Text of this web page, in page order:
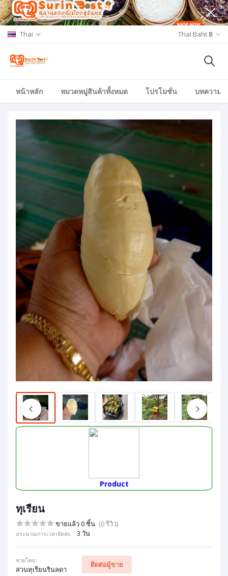
Thai Thai Baht ฿
หน้าหลัก หมวดหมู่สินค้าทั้งหมด โปรโมชั่น บทความ/
Product
ทุเรียน
ขายแล้ว 0 ชิ้น (0 รีวิว)
ประมาณการเวลาจัดส่ง: 3 วัน
ขายโดย:
สวนทุเรียนรินลดา
ติดต่อผู้ขาย